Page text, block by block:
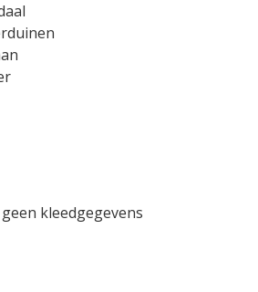
kleedgegevens